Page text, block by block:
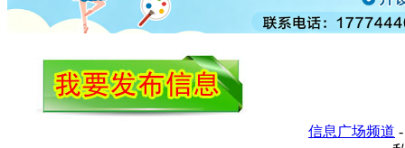
信息广场频道